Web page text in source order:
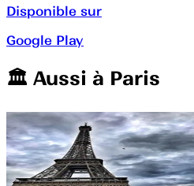
Disponible sur
Google Play
🏛️️ Aussi à Paris